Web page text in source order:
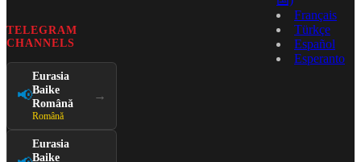
TELEGRAM
CHANNELS
📢
Eurasia
Baike
Română
Română
→
Eurasia
Baike
Français
Türkçe
Español
Esperanto